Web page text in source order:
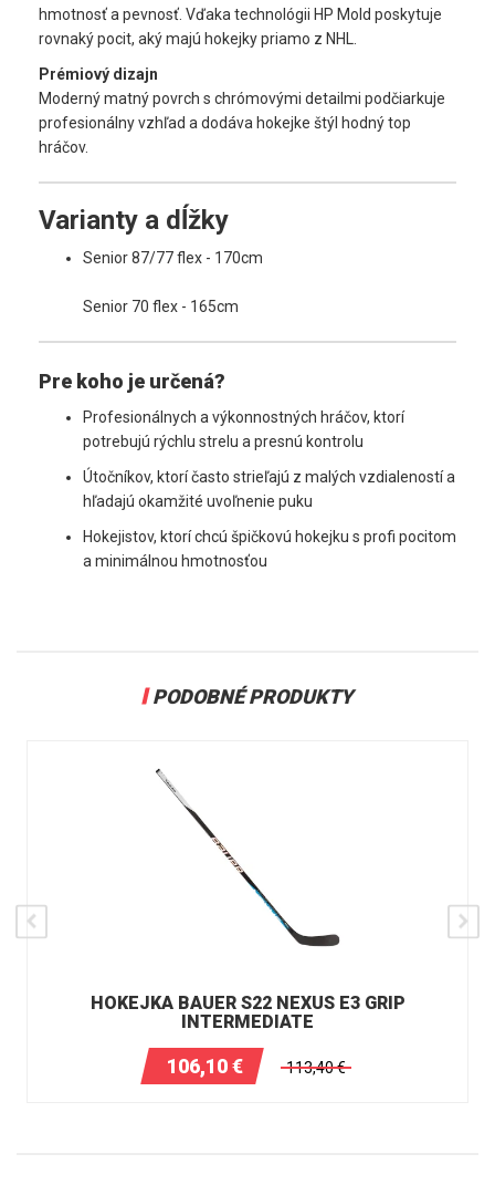
hmotnosť a pevnosť. Vďaka technológii HP Mold poskytuje
rovnaký pocit, aký majú hokejky priamo z NHL.
Prémiový dizajn
Moderný matný povrch s chrómovými detailmi podčiarkuje
profesionálny vzhľad a dodáva hokejke štýl hodný top
hráčov.
Varianty a dĺžky
Senior 87/77 flex - 170cm
Senior 70 flex - 165cm
Pre koho je určená?
Profesionálnych a výkonnostných hráčov, ktorí
potrebujú rýchlu strelu a presnú kontrolu
Útočníkov, ktorí často strieľajú z malých vzdialeností a
hľadajú okamžité uvoľnenie puku
Hokejistov, ktorí chcú špičkovú hokejku s profi pocitom
a minimálnou hmotnosťou
PODOBNÉ PRODUKTY
HOKEJKA BAUER S22 NEXUS E3 GRIP
INTERMEDIATE
106,10€ 113,40€